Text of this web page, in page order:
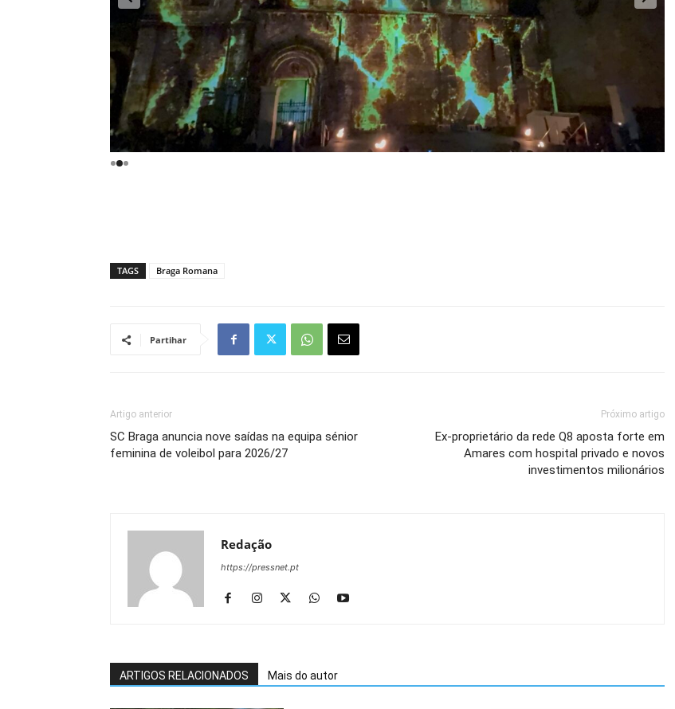
TAGS Braga Romana
Partihar
Artigo anterior
SC Braga anuncia nove saídas na equipa sénior
feminina de voleibol para 2026/27
Próximo artigo
Ex-proprietário da rede Q8 aposta forte em
Amares com hospital privado e novos
investimentos milionários
Redação
https://pressnet.pt
ARTIGOS RELACIONADOS Mais do autor